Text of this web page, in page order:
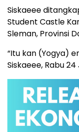
Siskaeee
Student Castle
Sleman, Provinsi
“Itu kan (Yogya)
Siskaeee, Rabu